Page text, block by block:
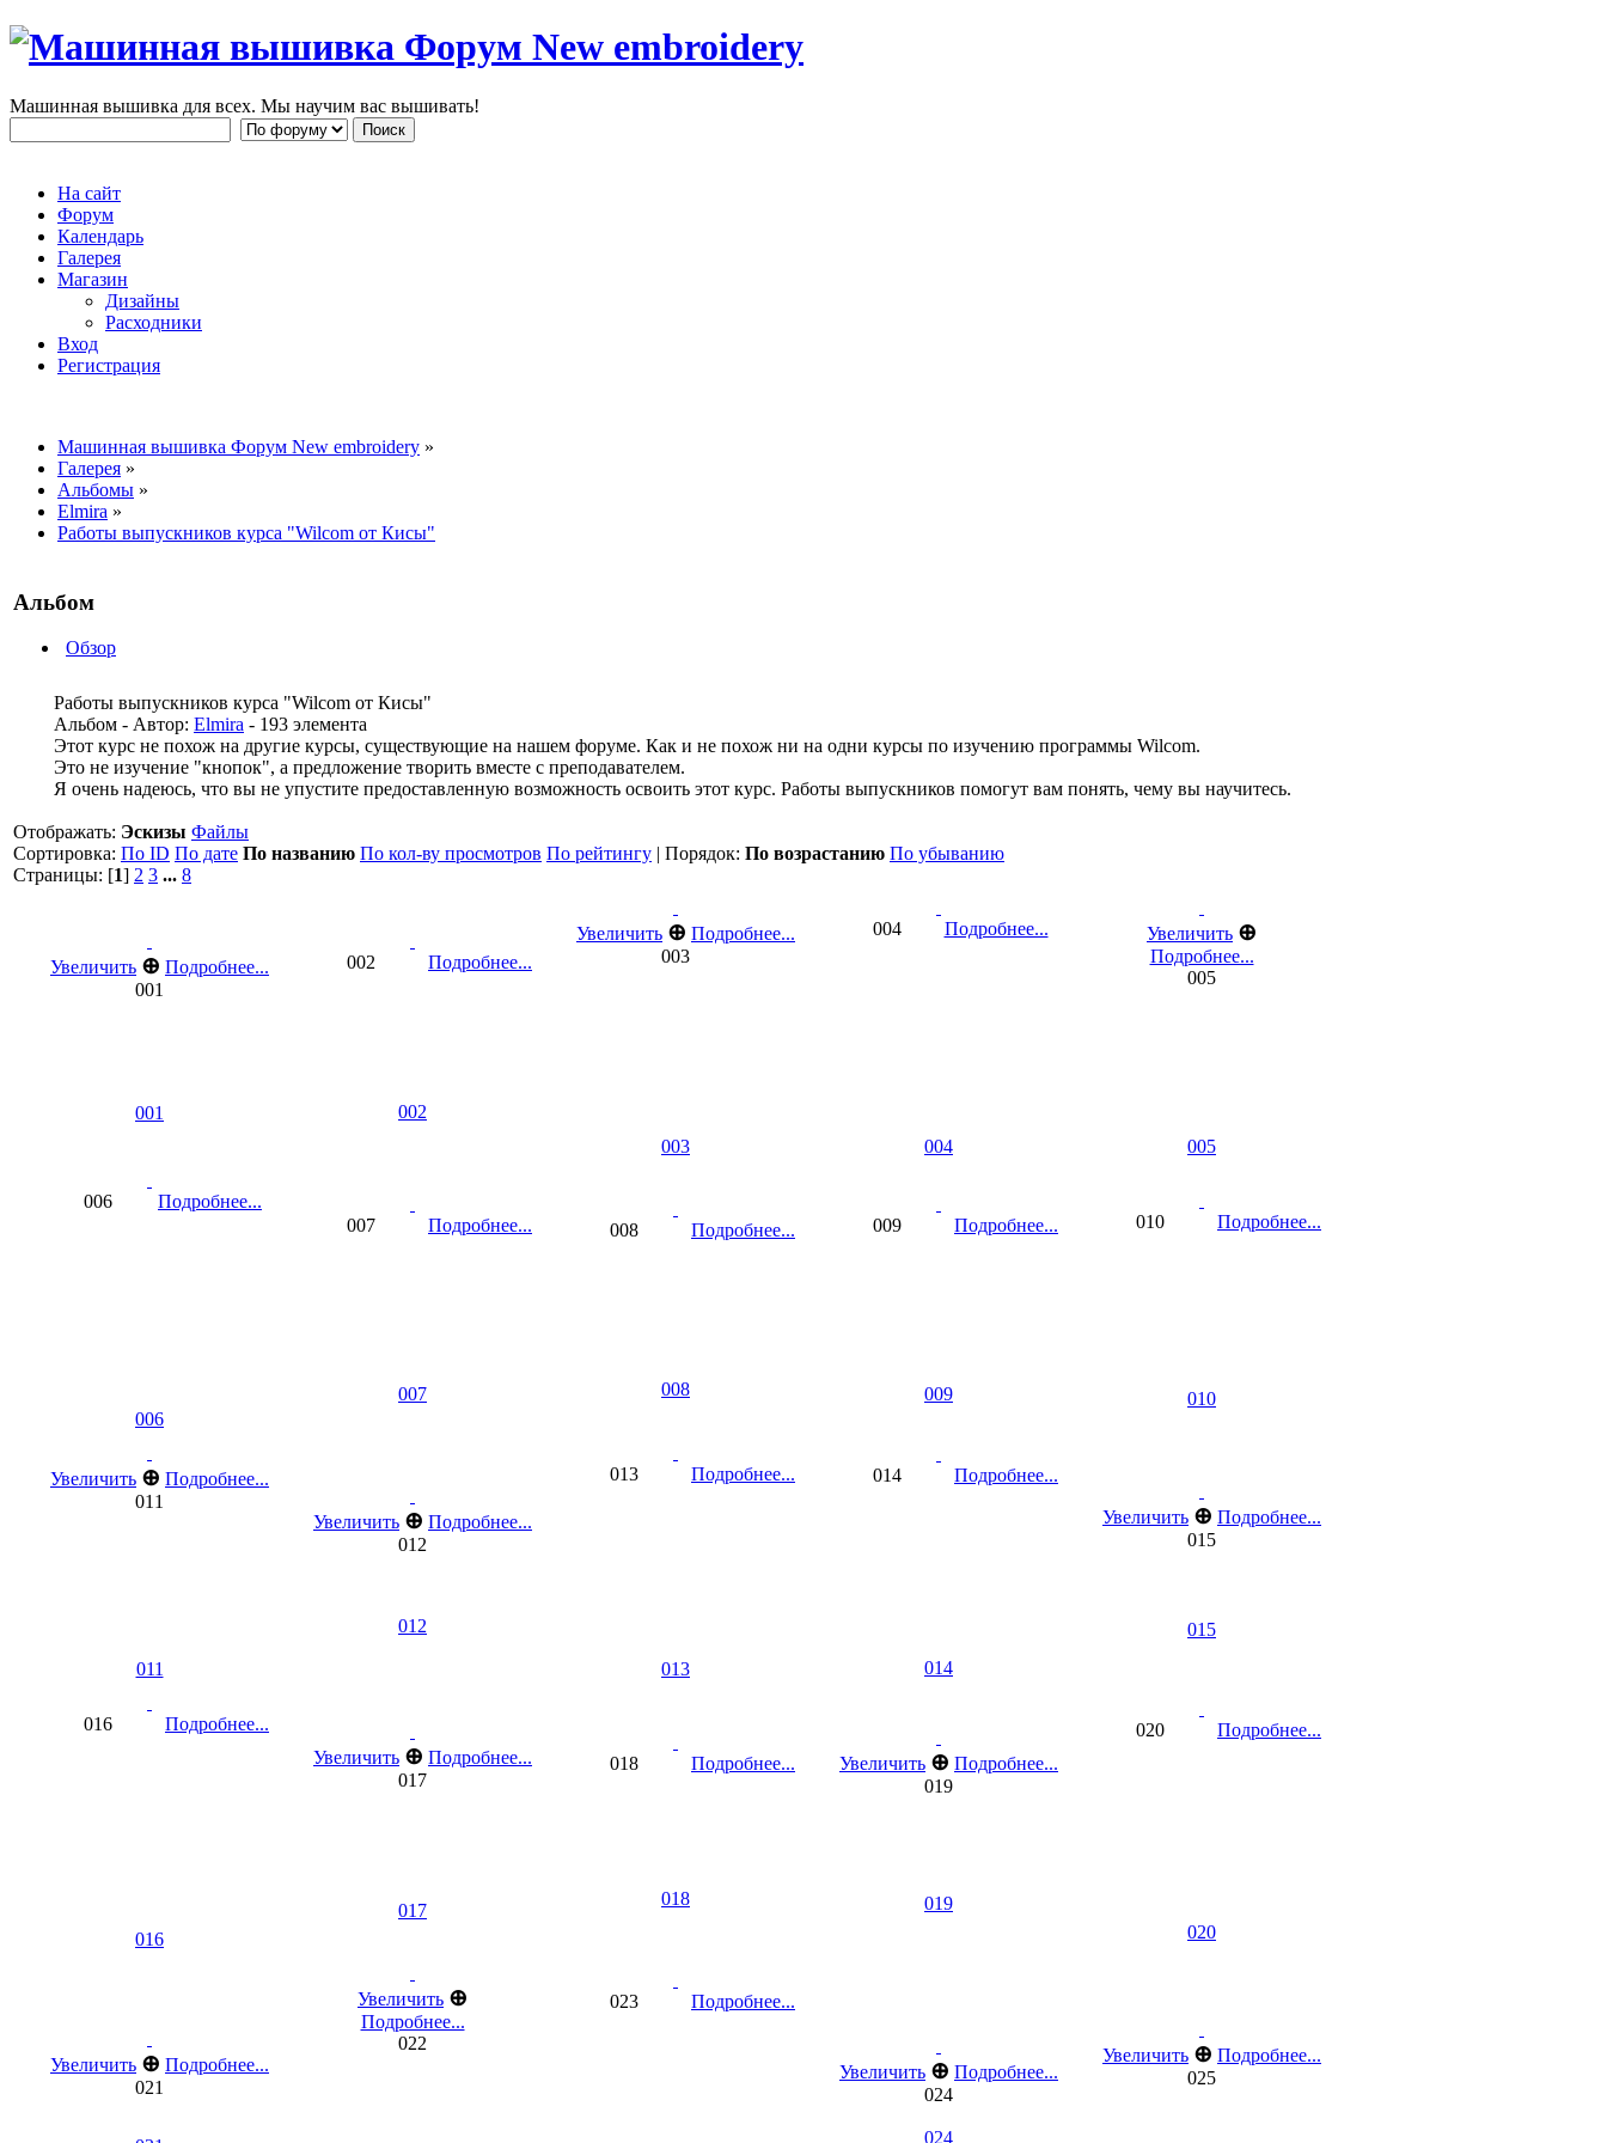
Машинная вышивка для всех. Мы научим вас вышивать!
На сайт
Форум
Календарь
Галерея
Магазин
Дизайны
Расходники
Вход
Регистрация
Машинная вышивка Форум New embroidery »
Галерея »
Альбомы »
Elmira »
Работы выпускников курса "Wilcom от Кисы"
Альбом
Обзор
Работы выпускников курса "Wilcom от Кисы"
Альбом - Автор: Elmira - 193 элемента
Этот курс не похож на другие курсы, существующие на нашем форуме. Как и не похож ни на одни курсы по изучению программы Wilcom.
Это не изучение "кнопок", а предложение творить вместе с преподавателем.
Я очень надеюсь, что вы не упустите предоставленную возможность освоить этот курс. Работы выпускников помогут вам понять, чему вы научитесь.
Отображать: Эскизы Файлы
Сортировка: По ID По дате По названию По кол-ву просмотров По рейтингу | Порядок: По возрастанию По убыванию
Страницы: [1] 2 3 ... 8
Увеличить ⊕ Подробнее...
001
001
Подробнее...
002
002
Увеличить ⊕ Подробнее...
003
003
Подробнее...
004
004
Увеличить ⊕
Подробнее...
005
005
Подробнее...
006
006
Подробнее...
007
007
Подробнее...
008
008
Подробнее...
009
009
Подробнее...
010
010
Увеличить ⊕ Подробнее...
011
011
Увеличить ⊕ Подробнее...
012
012
Подробнее...
013
013
Подробнее...
014
014
Увеличить ⊕ Подробнее...
015
015
Подробнее...
016
016
Увеличить ⊕ Подробнее...
017
017
Подробнее...
018
018
Увеличить ⊕ Подробнее...
019
019
Подробнее...
020
020
Увеличить ⊕ Подробнее...
021
Увеличить ⊕
Подробнее...
022
Подробнее...
023
Увеличить ⊕ Подробнее...
024
024
Увеличить ⊕ Подробнее...
025